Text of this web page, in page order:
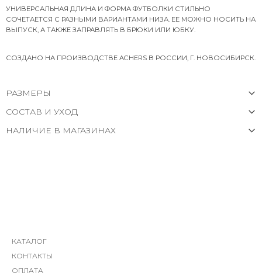
УНИВЕРСАЛЬНАЯ ДЛИНА И ФОРМА ФУТБОЛКИ СТИЛЬНО
СОЧЕТАЕТСЯ С РАЗНЫМИ ВАРИАНТАМИ НИЗА. ЕЕ МОЖНО НОСИТЬ НА
ВЫПУСК, А ТАКЖЕ ЗАПРАВЛЯТЬ В БРЮКИ ИЛИ ЮБКУ.
СОЗДАНО НА ПРОИЗВОДСТВЕ ACHERS В РОССИИ, Г. НОВОСИБИРСК.
РАЗМЕРЫ
СОСТАВ И УХОД
НАЛИЧИЕ В МАГАЗИНАХ
КАТАЛОГ
КОНТАКТЫ
ОПЛАТА